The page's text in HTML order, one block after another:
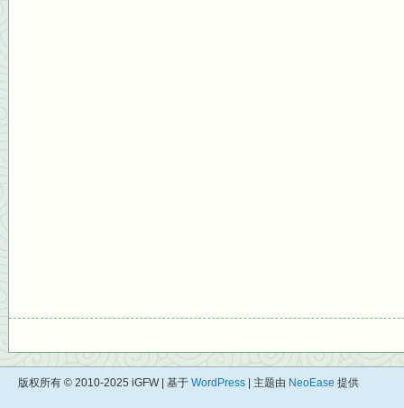
版权所有 © 2010-2025 iGFW | 基于 WordPress | 主题由 NeoEase 提供